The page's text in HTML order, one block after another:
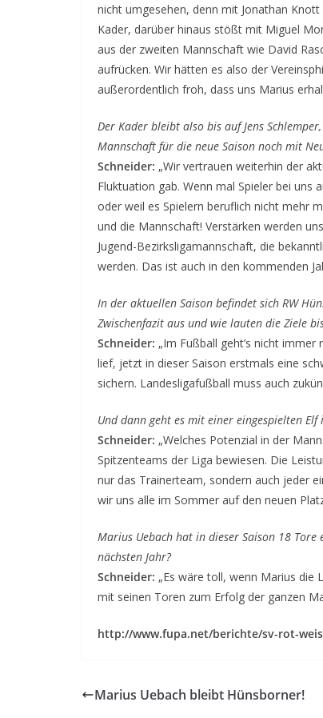
nicht umgesehen, denn mit Jonathan
Kader, darüber hinaus stößt mit Miguel
aus der zweiten Mannschaft wie David
aufrücken. Wir hätten es also der
außerordentlich froh, dass uns Marius
Der Kader bleibt also bis auf Jens
Mannschaft für die neue Saison noch mit
Schneider: „Wir vertrauen weiterhin der
Fluktuation gab. Wenn mal Spieler bei uns
oder weil es Spielern beruflich nicht mehr
und die Mannschaft! Verstärken werden
Jugend-Bezirksligamannschaft, die
werden. Das ist auch in den kommenden
In der aktuellen Saison befindet sich RW
Zwischenfazit aus und wie lauten die Ziele
Schneider: „Im Fußball geht’s nicht
lief, jetzt in dieser Saison erstmals eine
sichern. Landesligafußball muss auch
Und dann geht es mit einer eingespielten
Schneider: „Welches Potenzial in der
Spitzenteams der Liga bewiesen. Die
nur das Trainerteam, sondern auch jeder
wir uns alle im Sommer auf den neuen
Marius Uebach hat in dieser Saison 18
nächsten Jahr?
Schneider: „Es wäre toll, wenn Marius die
mit seinen Toren zum Erfolg der ganzen
http://www.fupa.net/berichte/sv-rot-
Marius Uebach bleibt Hünsborner!